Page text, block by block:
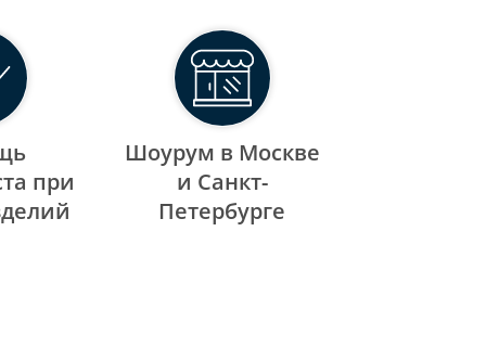
при
Шоурум в Москве
и Санкт-
Петербурге